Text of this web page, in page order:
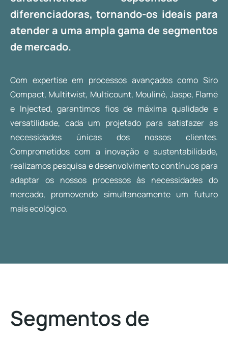
diferenciadoras, tornando-os ideais para
atender a uma ampla gama de segmentos
de mercado.
Com expertise em processos avançados como Siro
Compact, Multitwist, Multicount, Mouliné, Jaspe, Flamé
e Injected, garantimos fios de máxima qualidade e
versatilidade, cada um projetado para satisfazer as
necessidades únicas dos nossos clientes.
Comprometidos com a inovação e sustentabilidade,
realizamos pesquisa e desenvolvimento contínuos para
adaptar os nossos processos às necessidades do
mercado, promovendo simultaneamente um futuro
mais ecológico.
Segmentos de